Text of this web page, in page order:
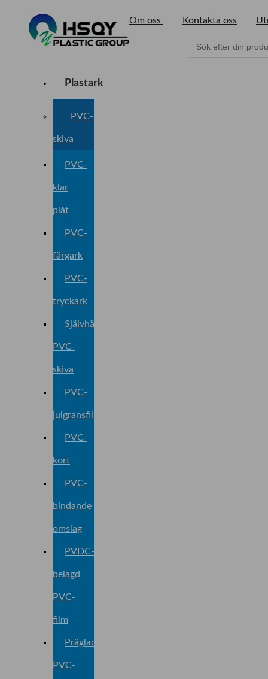
Om oss Kontakta oss
Plastark
PVC-
skiva
PVC-
klar
plåt
PVC-
färgark
PVC-
tryckark
Självhäftande
PVC-
skiva
PVC-
julgransfilm
PVC-
kort
PVC-
bindande
omslag
PVDC-
belagd
PVC-
film
Präglad
PVC-